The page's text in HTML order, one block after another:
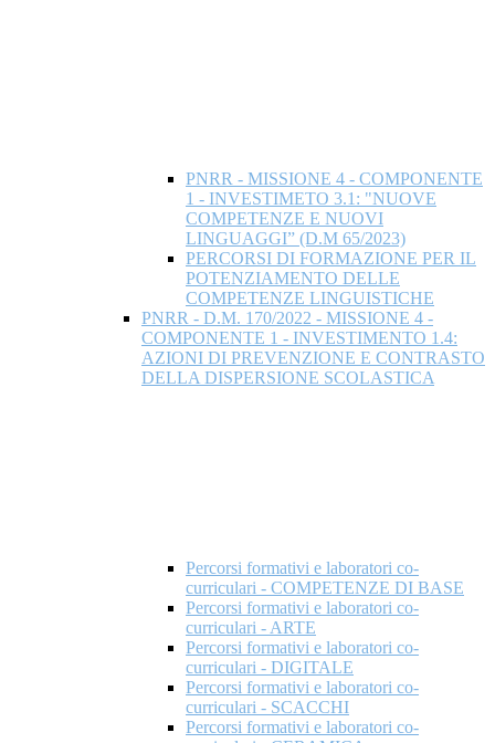
PNRR - MISSIONE 4 - COMPONENTE
1 - INVESTIMETO 3.1: "NUOVE
COMPETENZE E NUOVI
LINGUAGGI” (D.M 65/2023)
PERCORSI DI FORMAZIONE PER IL
POTENZIAMENTO DELLE
COMPETENZE LINGUISTICHE
PNRR - D.M. 170/2022 - MISSIONE 4 -
COMPONENTE 1 - INVESTIMENTO 1.4:
AZIONI DI PREVENZIONE E CONTRASTO
DELLA DISPERSIONE SCOLASTICA
Percorsi formativi e laboratori co-
curriculari - COMPETENZE DI BASE
Percorsi formativi e laboratori co-
curriculari - ARTE
Percorsi formativi e laboratori co-
curriculari - DIGITALE
Percorsi formativi e laboratori co-
curriculari - SCACCHI
Percorsi formativi e laboratori co-